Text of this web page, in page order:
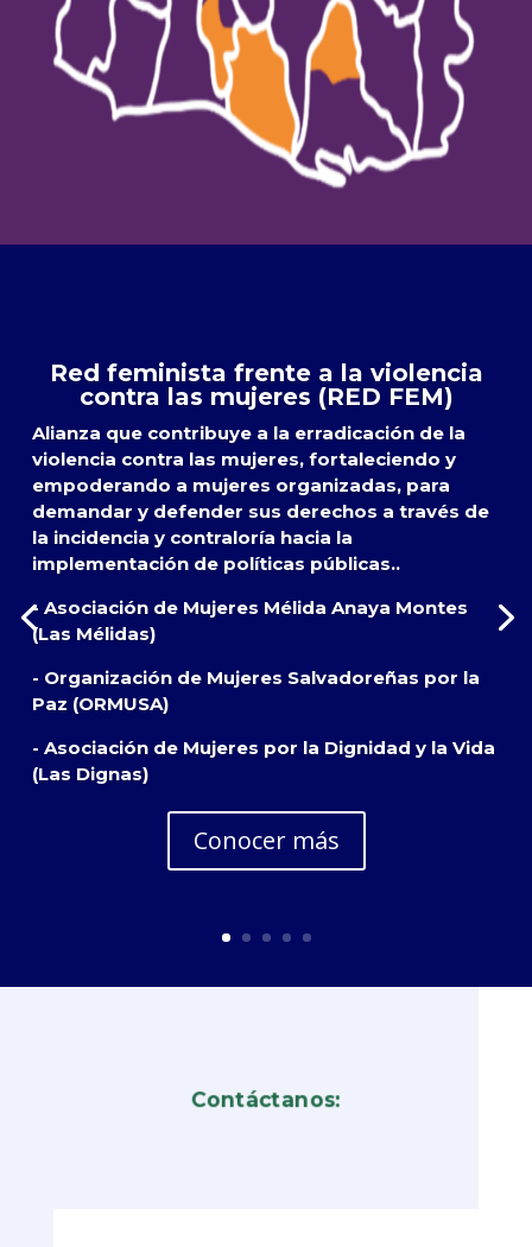
Red feminista frente a la violencia
contra las mujeres (RED FEM)
Alianza que contribuye a la erradicación de la
violencia contra las mujeres, fortaleciendo y
empoderando a mujeres organizadas, para
demandar y defender sus derechos a través de
la incidencia y contraloría hacia la
implementación de políticas públicas..
- Asociación de Mujeres Mélida Anaya Montes
(Las Mélidas)
- Organización de Mujeres Salvadoreñas por la
Paz (ORMUSA)
- Asociación de Mujeres por la Dignidad y la Vida
(Las Dignas)
Conocer más
Contáctanos: